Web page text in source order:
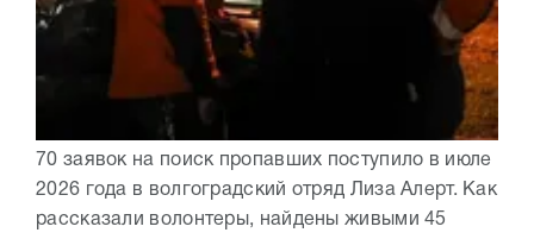
70 заявок на поиск пропавших поступило в июле
2026 года в волгоградский отряд Лиза Алерт. Как
рассказали волонтеры, найдены живыми 45